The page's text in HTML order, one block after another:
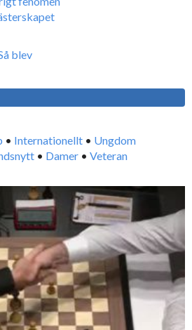
blev
• Internationellt • Ungdom
• Damer • Veteran